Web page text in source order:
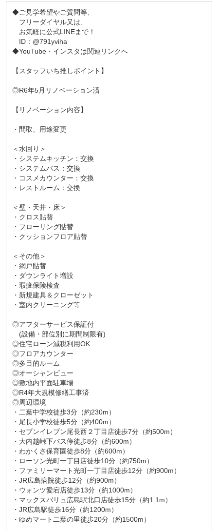
◆ご見学希望やご質問等、
フリーダイヤル又は、
お気軽に公式LINEまで！
ID：@791yviha
◆YouTube・インスタは関連リンクへ
【スタッフいち推しポイント】
◎R6年5月リノベーション済
【リノベーション内容】
・間取、用途変更
＜水回り＞
・システムキッチン：交換
・システムバス：交換
・コスメカウンター：交換
・レストルーム：交換
＜壁・天井・床＞
・クロス貼替
・フローリング貼替
・クッションフロア貼替
＜その他＞
・網戸貼替
・ダウンライト増設
・瑕疵保険検査
・新規建具＆クローゼット
・室内クリーニング等
◎アフターサービス保証付
(設備・部位別に期間制限有)
◎住宅ローン減税利用OK
◎フロアカウンター
◎多目的ルーム
◎オーシャンビュー
◎敷地内平面駐車場
◎R4年大規模修繕工事済
◎周辺環境
・二葉中学校徒歩3分（約230m）
・尾長小学校徒歩5分（約400m）
・セブンイレブン尾長西２丁目店徒歩7分（約500m）
・大内越峠下バス停徒歩8分（約600m）
・わかくさ保育園徒歩8分（約600m）
・ローソン光町一丁目店徒歩10分（約750m）
・ファミリーマート光町一丁目店徒歩12分（約900m）
・JR広島病院徒歩12分（約900m）
・ウォンツ愛宕店徒歩13分（約1000m）
・マックスバリュ広島駅北口店徒歩15分（約1.1m）
・JR広島駅徒歩16分（約1200m）
・ゆめマート二葉の里徒歩20分（約1500m）